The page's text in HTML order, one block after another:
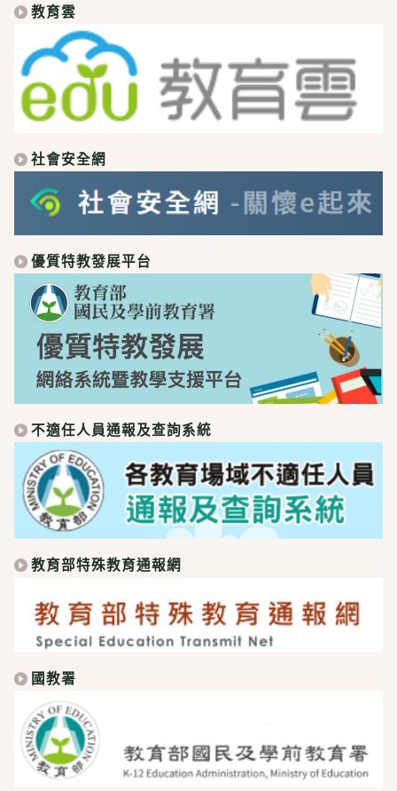
教育雲
社會安全網
優質特教發展平台
不適任人員通報及查詢系統
教育部特殊教育通報網
國教署